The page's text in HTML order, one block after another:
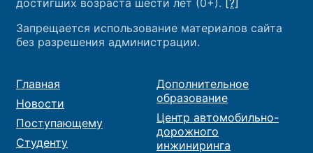
Запрещается использование материалов сайта
без разрешения администрации.
Главная
Новости
Поступающему
Студенту
Дополнительное
образование
Центр автомобильно-
дорожного
инжиниринга